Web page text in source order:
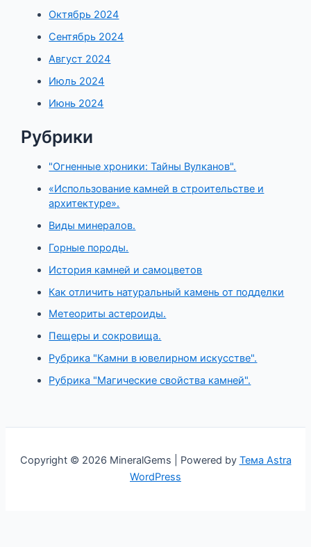
Октябрь 2024
Сентябрь 2024
Август 2024
Июль 2024
Июнь 2024
Рубрики
"Огненные хроники: Тайны Вулканов".
«Использование камней в строительстве и
архитектуре».
Виды минералов.
Горные породы.
История камней и самоцветов
Как отличить натуральный камень от подделки
Метеориты астероиды.
Пещеры и сокровища.
Рубрика "Камни в ювелирном искусстве".
Рубрика "Магические свойства камней".
Copyright © 2026 MineralGems | Powered by Тема Astra
WordPress